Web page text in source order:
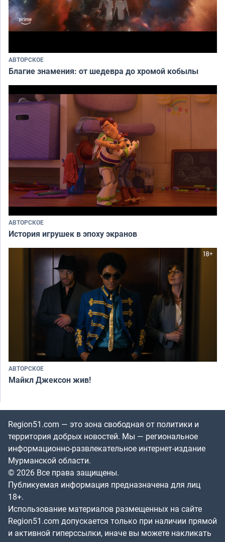
АВТОРСКОЕ
Благие знамения: от шедевра до хромой кобылы
АВТОРСКОЕ
История игрушек в эпоху экранов
АВТОРСКОЕ
Майкл Джексон жив!
Region51.com — это зона свободная от политики и
территория добрых новостей. Мы — региональное
информационно-развлекательное интернет-издание
Мурманской области.
© 2026 Все права защищены.
Публикуемая информация предназначена для лиц
18+.
Использование материалов размещенных на сайте
Region51.com допускается только при наличии прямой
и активной гиперссылки, иначе вы можете накликать